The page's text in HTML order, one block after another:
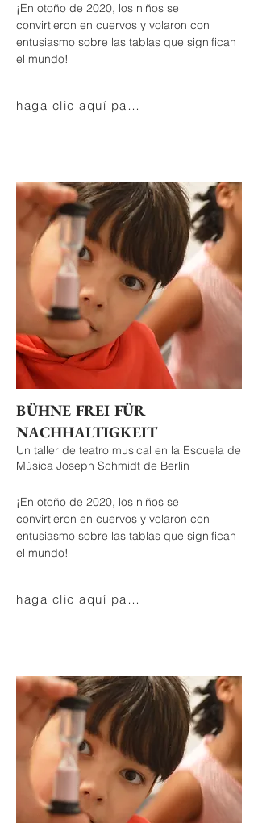
¡En otoño de 2020, los niños se
convirtieron en cuervos y volaron con
entusiasmo sobre las tablas que significan
el mundo!
haga clic aquí para más
BÜHNE FREI FÜR
NACHHALTIGKEIT
Un taller de teatro musical en la Escuela de
Música Joseph Schmidt de Berlín
¡En otoño de 2020, los niños se
convirtieron en cuervos y volaron con
entusiasmo sobre las tablas que significan
el mundo!
haga clic aquí para más